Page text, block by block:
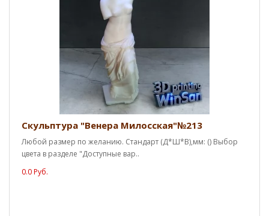
Скульптура "Венера Милосская"№213
Любой размер по желанию. Стандарт (Д*Ш*В),мм: () Выбор
цвета в разделе "Доступные вар..
0.0 Руб.